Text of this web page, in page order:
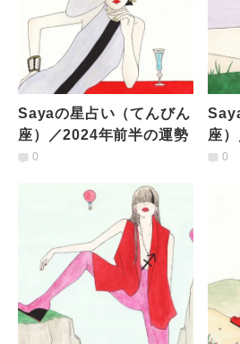
Sayaの星占い（てんびん
座）／2024年前半の運勢
0
座
0